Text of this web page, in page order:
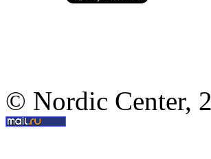
© Nordic Center,